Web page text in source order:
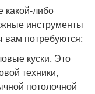
какой-либо
инструменты
потребуются:
куски. Это
техники,
потолочной